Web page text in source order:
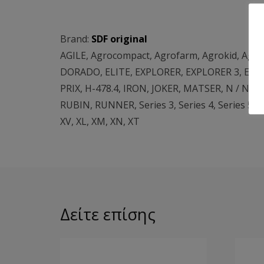
Brand: SDF original
AGILE, Agrocompact, Agrofarm, Agrokid,
DORADO, ELITE, EXPLORER, EXPLORER 3,
PRIX, H-478.4, IRON, JOKER, MATSER, N / N
RUBIN, RUNNER, Series 3, Series 4, Series 5
XV, XL, XM, XN, XT
Δείτε επίσης